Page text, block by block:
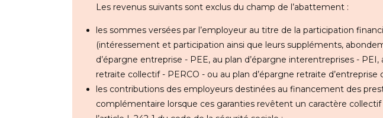
Les revenus suivants sont exclus du champ de l’abattement :
les sommes versées par l’employeur au titre de la participation
(intéressement et participation ainsi que leurs suppléments,
d’épargne entreprise - PEE, au plan d’épargne interentreprises - PEI,
retraite collectif - PERCO - ou au plan d’épargne retraite d’entreprise
les contributions des employeurs destinées au financement des
complémentaire lorsque ces garanties revêtent un caractère